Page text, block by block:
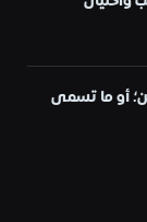
أو ما تسمى